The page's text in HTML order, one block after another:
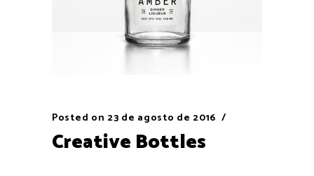
Posted on 23 de agosto de 2016
Creative Bottles